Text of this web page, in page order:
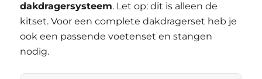
dakdragersysteem. Let op: dit is alleen de
kitset. Voor een complete dakdragerset heb je
ook een passende voetenset en stangen
nodig.